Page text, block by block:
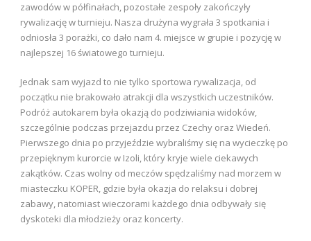
zawodów w półfinałach, pozostałe zespoły zakończyły
rywalizację w turnieju. Nasza drużyna wygrała 3 spotkania i
odniosła 3 porażki, co dało nam 4. miejsce w grupie i pozycję w
najlepszej 16 światowego turnieju.
Jednak sam wyjazd to nie tylko sportowa rywalizacja, od
początku nie brakowało atrakcji dla wszystkich uczestników.
Podróż autokarem była okazją do podziwiania widoków,
szczególnie podczas przejazdu przez Czechy oraz Wiedeń.
Pierwszego dnia po przyjeździe wybraliśmy się na wycieczkę po
przepięknym kurorcie w Izoli, który kryje wiele ciekawych
zakątków. Czas wolny od meczów spędzaliśmy nad morzem w
miasteczku KOPER, gdzie była okazja do relaksu i dobrej
zabawy, natomiast wieczorami każdego dnia odbywały się
dyskoteki dla młodzieży oraz koncerty.